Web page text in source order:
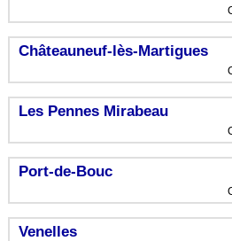
Châteauneuf-lès-Martigues
Les Pennes Mirabeau
Port-de-Bouc
Venelles